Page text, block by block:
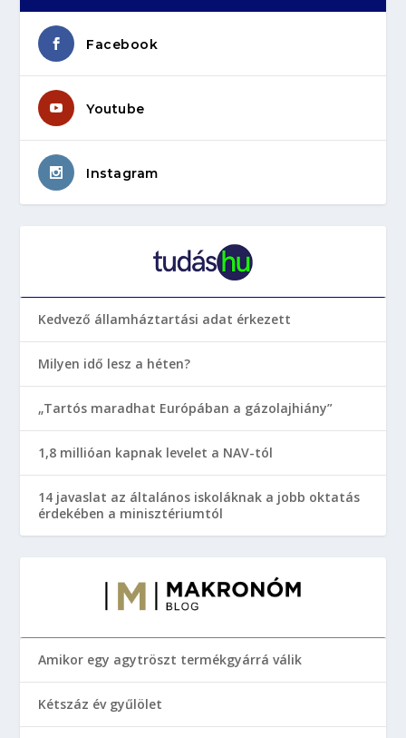
Facebook
Youtube
Instagram
Kedvező államháztartási adat érkezett
Milyen idő lesz a héten?
„Tartós maradhat Európában a gázolajhiány”
1,8 millióan kapnak levelet a NAV-tól
14 javaslat az általános iskoláknak a jobb oktatás
érdekében a minisztériumtól
Amikor egy agytröszt termékgyárrá válik
Kétszáz év gyűlölet